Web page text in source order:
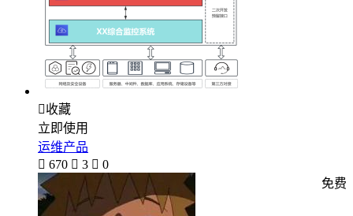
收藏
立即使用
运维产品
 670  3  0
免费